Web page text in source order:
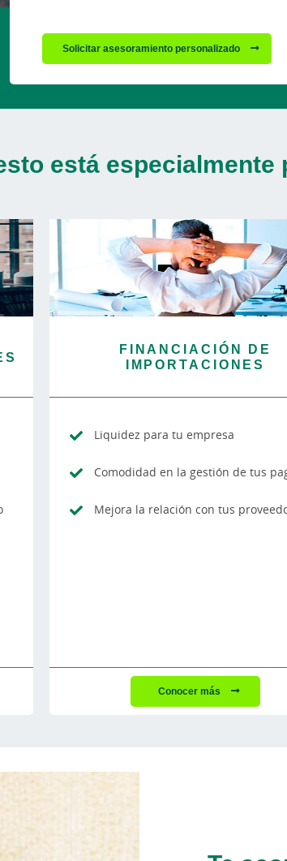
Solicitar asesoramiento personalizado
está especialmente
FINANCIACIÓN DE
IMPORTACIONES
Liquidez para tu empresa
Comodidad en la gestión de tus
Mejora la relación con tus
Conocer más